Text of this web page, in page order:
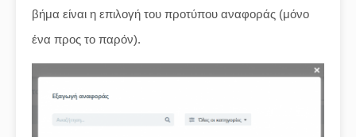
βήμα είναι η επιλογή του προτύπου αναφοράς (μόνο
ένα προς το παρόν).